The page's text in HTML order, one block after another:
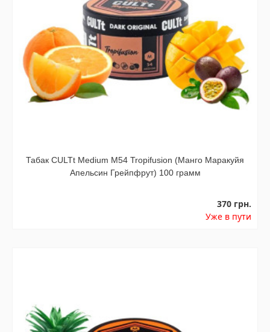
Табак CULTt Medium M54 Tropifusion (Манго Маракуйя
Апельсин Грейпфрут) 100 грамм
370 грн.
Уже в пути